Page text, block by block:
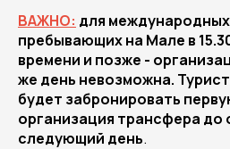
ВАЖНО: для
пребывающих на Мале в
времени и позже -
же день невозможна.
будет забронировать
организация трансфера до
следующий день.